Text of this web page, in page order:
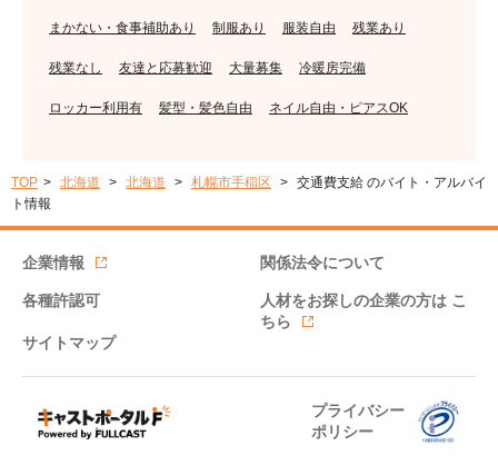
まかない・食事補助あり 制服あり 服装自由 残業あり
残業なし 友達と応募歓迎 大量募集 冷暖房完備
ロッカー利用有 髪型・髪色自由 ネイル自由・ピアスOK
TOP 北海道 北海道 札幌市手稲区
交通費支給 のバイト・アルバイ
ト情報
企業情報 関係法令について
各種許認可 人材をお探しの企業の方は こ
ちら
サイトマップ
プライバシー
ポリシー